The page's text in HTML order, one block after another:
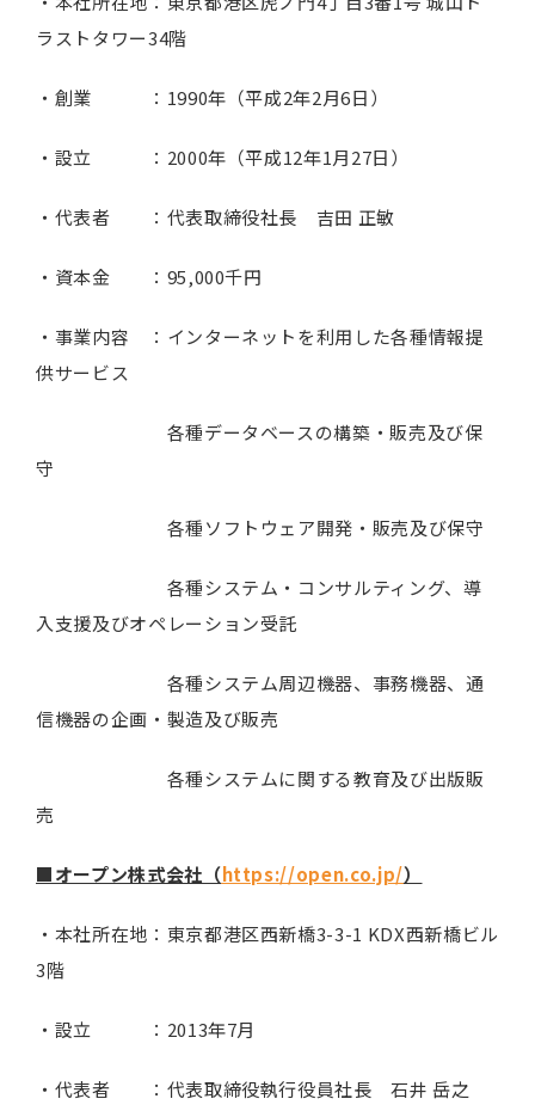
ラストタワー34階
・創業 ：1990年（平成2年2月6日）
・設立 ：2000年（平成12年1月27日）
・代表者 ：代表取締役社長 吉田 正敏
・資本金 ：95,000千円
・事業内容 ：インターネットを利用した各種情報提
供サービス
各種データベースの構築・販売及び保
守
各種ソフトウェア開発・販売及び保守
各種システム・コンサルティング、導
入支援及びオペレーション受託
各種システム周辺機器、事務機器、通
信機器の企画・製造及び販売
各種システムに関する教育及び出版販
売
■オープン株式会社（https://open.co.jp/）
・本社所在地：東京都港区西新橋3-3-1 KDX西新橋ビル
3階
・設立 ：2013年7月
・代表者 ：代表取締役執行役員社長 石井 岳之